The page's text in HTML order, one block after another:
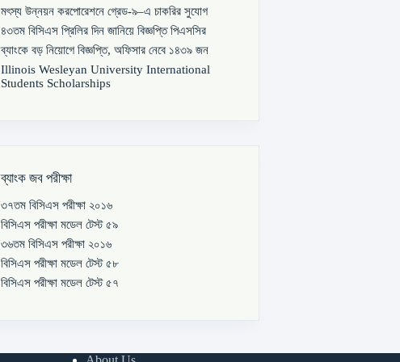
মৎস্য উন্নয়ন করপোরেশনে গ্রেড-৯–এ চাকরির সুযোগ
৪৩তম বিসিএস প্রিলির দিন জানিয়ে বিজ্ঞপ্তি পিএসসির
ব্যাংকে বড় নিয়োগে বিজ্ঞপ্তি, অফিসার নেবে ১৪৩৯ জন
Illinois Wesleyan University International
Students Scholarships
ব্যাংক জব পরীক্ষা
৩৭তম বিসিএস পরীক্ষা ২০১৬
বিসিএস পরীক্ষা মডেল টেস্ট ৫৯
৩৬তম বিসিএস পরীক্ষা ২০১৬
বিসিএস পরীক্ষা মডেল টেস্ট ৫৮
বিসিএস পরীক্ষা মডেল টেস্ট ৫৭